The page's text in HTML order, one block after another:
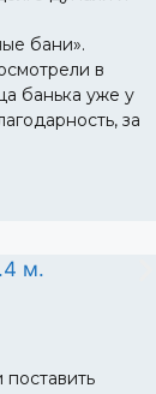
бани».
в
банька уже у
за